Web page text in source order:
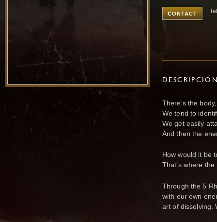
CONTACT
There's the
We tend to
We get easily
And then the
How would it be
That's where the
Through the 5
with our own
art of dissolving.